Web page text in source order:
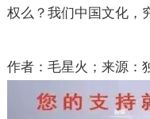
权么？我们中国文化，
作者：毛星火；来源：